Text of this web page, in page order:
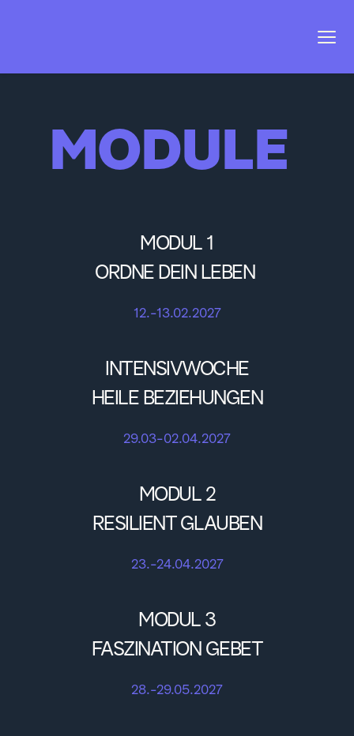
MODULE
MODUL 1
ORDNE DEIN LEBEN
12.-13.02.2027
INTENSIVWOCHE
HEILE BEZIEHUNGEN
29.03-02.04.2027
MODUL 2
RESILIENT GLAUBEN
23.-24.04.2027
MODUL 3
FASZINATION GEBET
28.-29.05.2027